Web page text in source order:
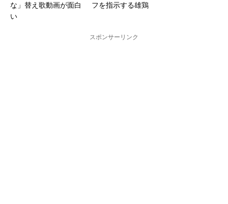
な」替え歌動画が面白
い
フを指示する雄鶏
スポンサーリンク